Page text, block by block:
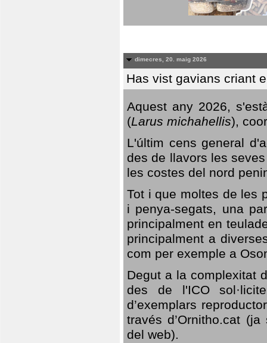
dimecres, 20. maig 2026
Has vist gavians criant
Aquest any 2026,
(Larus michahellis),
L'últim cens general
des de llavors les
les costes del nord
Tot i que moltes de les
i penya-segats, una
principalment en
principalment a
com per exemple a
Degut a la complexitat
des de l'ICO
d’exemplars
través d’Ornitho.cat
del web).